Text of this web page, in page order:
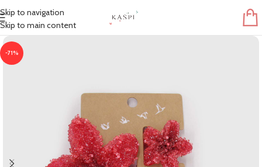
Skip to navigation
Skip to main content
-71%